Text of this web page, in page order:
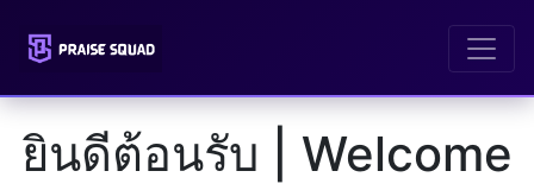
ยินดีต้อนรับ | Welcome